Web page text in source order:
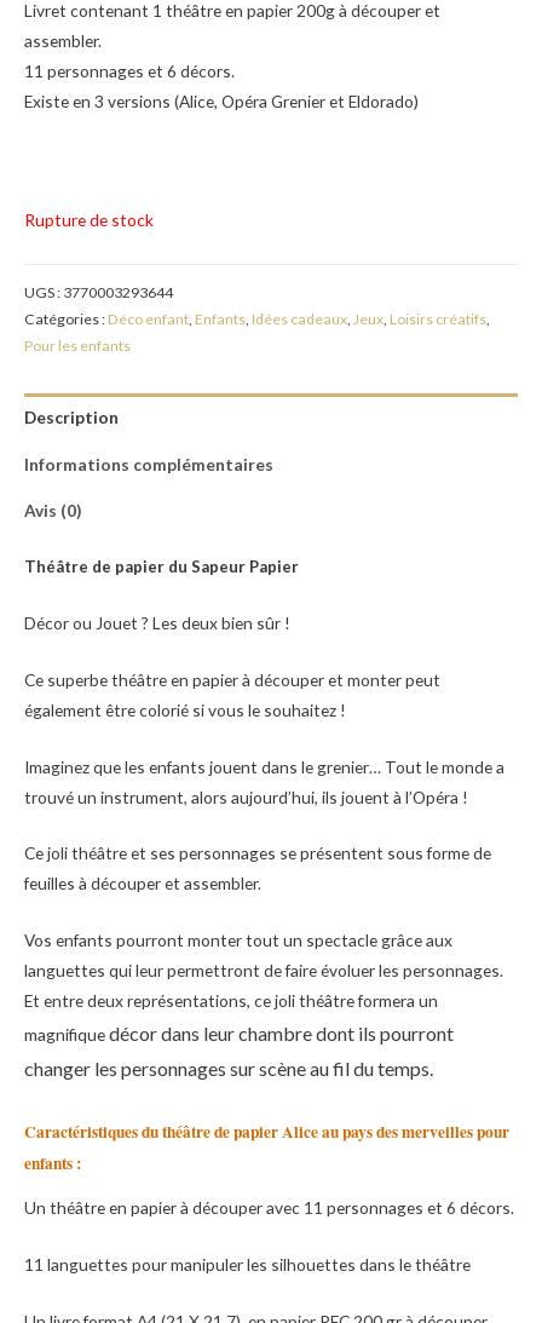
Livret contenant 1 théâtre en papier 200g à découper et
assembler.
11 personnages et 6 décors.
Existe en 3 versions (Alice, Opéra Grenier et Eldorado)
Rupture de stock
UGS : 3770003293644
Catégories : Déco enfant Enfants Idées cadeaux Jeux Loisirs créatifs
Pour les enfants
Description
Informations complémentaires
Avis (0)
Théâtre de papier du Sapeur Papier
Décor ou Jouet ? Les deux bien sûr !
Ce superbe théâtre en papier à découper et monter peut
également être colorié si vous le souhaitez !
Imaginez que les enfants jouent dans le grenier… Tout le monde a
trouvé un instrument, alors aujourd’hui, ils jouent à l’Opéra !
Ce joli théâtre et ses personnages se présentent sous forme de
feuilles à découper et assembler.
Vos enfants pourront monter tout un spectacle grâce aux
languettes qui leur permettront de faire évoluer les personnages.
Et entre deux représentations, ce joli théâtre formera un
magnifiquedécor dans leur chambre dont ils pourront
changer les personnages sur scène au fil du temps.
Caractéristiques du théâtre de papier Alice au pays des merveilles pour
enfants :
Un théâtre en papier à découper avec 11 personnages et 6 décors.
11 languettes pour manipuler les silhouettes dans le théâtre